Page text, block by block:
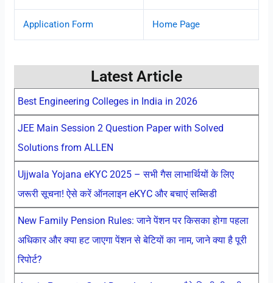
Application Form Home Page
Latest Article
Best Engineering Colleges in India in 2026
JEE Main Session 2 Question Paper with Solved
Solutions from ALLEN
Ujjwala Yojana eKYC 2025 – सभी गैस लाभार्थियों के लिए
जरूरी सूचना! ऐसे करें ऑनलाइन eKYC और बचाएं सब्सिडी
New Family Pension Rules: जाने पेंशन पर किसका होगा पहला
अधिकार और क्या हट जाएगा पेंशन से बेटियों का नाम, जाने क्या है पूरी
रिपोर्ट?